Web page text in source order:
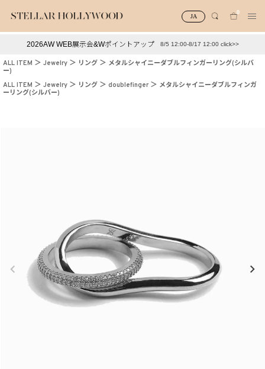
JA
0
2026AW WEB展示会&Wポイントアップ 8/5 12:00-8/17 12:00 click>>
ALL ITEM Jewelry リング
メタルシャイニーダブルフィンガーリング(シルバ
ー)
ALL ITEM
Jewelry リング doublefinger
メタルシャイニーダブルフィンガ
ーリング(シルバー)